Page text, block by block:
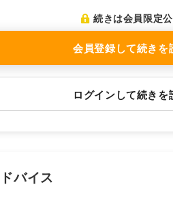
続きは会員限定
会員登録して続きを
ログインして続きを
バイス